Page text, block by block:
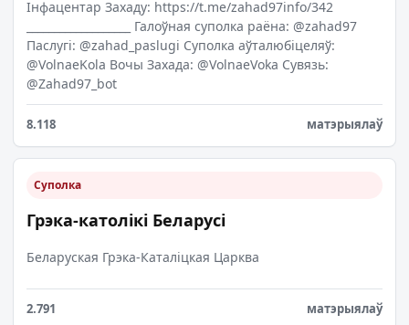
Інфацентар Захаду: https://t.me/zahad97info/342
___________________ Галоўная суполка раёна: @zahad97
Паслугі: @zahad_paslugi Суполка аўталюбіцеляў:
@VolnaeKola Вочы Захада: @VolnaeVoka Сувязь:
@Zahad97_bot
8.118 матэрыялаў
Суполка
Грэка-католікі Беларусі
Беларуская Грэка-Каталіцкая Царква
2.791 матэрыялаў